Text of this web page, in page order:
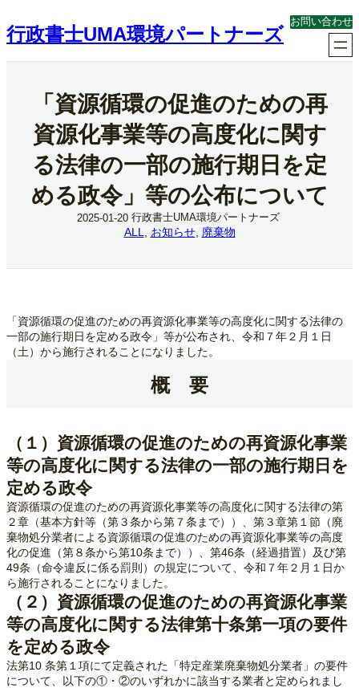
容
を
ス
行政書士UMA環境パートナーズ
お問い合わせ
「資源循環の促進のための再
資源化事業等の高度化に関す
る法律の一部の施行期日を定
める政令」等の公布について
2025-01-20 行政書士UMA環境パートナーズ
ALL, お知らせ, 廃棄物
「資源循環の促進のための再資源化事業等の高度化に関する法律の
一部の施行期日を定める政令」等が公布され、令和７年２月１日
（土）から施行されることになりました。
概 要
（１）資源循環の促進のための再資源化事業
等の高度化に関する法律の一部の施行期日を
定める政令
資源循環の促進のための再資源化事業等の高度化に関する法律の第
２章（基本方針等（第３条から第７条まで））、第３章第１節（廃
棄物処分業者による資源循環の促進のための再資源化事業等の高度
化の促進（第８条から第10条まで））、第46条（経過措置）及び第
49条（命令違反に係る罰則）の規定について、令和７年２月１日か
ら施行されることになりました。
（２）資源循環の促進のための再資源化事業
等の高度化に関する法律第十条第一項の要件
を定める政令
法第10 条第１項にて定義された「特定産業廃棄物処分業者」の要件
について、以下の①・②のいずれかに該当する業者と定められまし